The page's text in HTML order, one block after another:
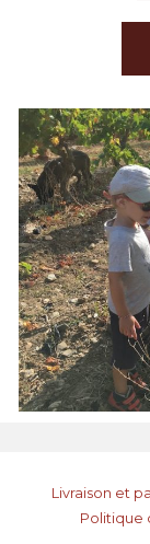
Livraison et
Politique